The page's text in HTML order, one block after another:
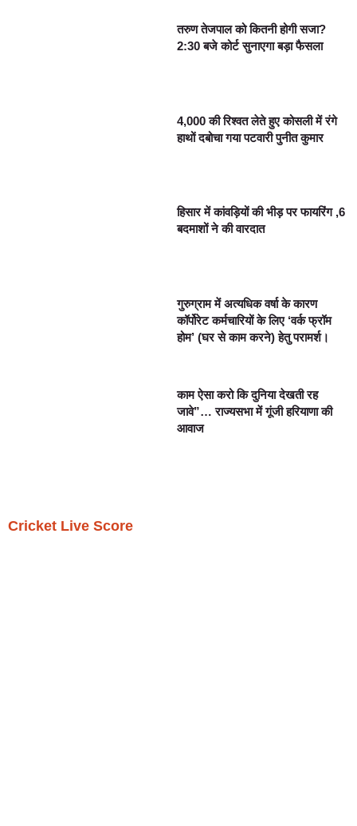
तरुण तेजपाल को कितनी होगी सजा?
2:30 बजे कोर्ट सुनाएगा बड़ा फैसला
4,000 की रिश्वत लेते हुए कोसली में रंगे
हाथों दबोचा गया पटवारी पुनीत कुमार
हिसार में कांवड़ियों की भीड़ पर फायरिंग ,6
बदमाशों ने की वारदात
गुरुग्राम में अत्यधिक वर्षा के कारण
कॉर्पोरेट कर्मचारियों के लिए ‘वर्क फ्रॉम
होम’ (घर से काम करने) हेतु परामर्श।
काम ऐसा करो कि दुनिया देखती रह
जावे”… राज्यसभा में गूंजी हरियाणा की
आवाज
Cricket Live Score